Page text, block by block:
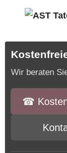
Wir beraten
☎︎